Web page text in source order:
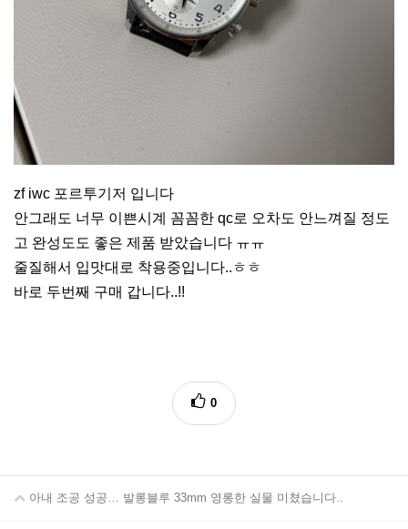
zf iwc 포르투기저 입니다
안그래도 너무 이쁜시계 꼼꼼한 qc로 오차도 안느껴질 정도
고 완성도도 좋은 제품 받았습니다 ㅠㅠ
줄질해서 입맛대로 착용중입니다..ㅎㅎ
바로 두번째 구매 갑니다..!!
0
아내 조공 성공… 발롱블루 33mm 영롱한 실물 미쳤습니다..